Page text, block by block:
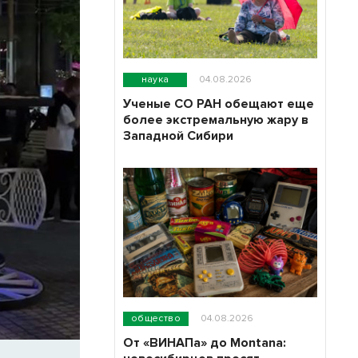
наука 04.08.2026
Ученые СО РАН обещают еще
более экстремальную жару в
Западной Сибири
общество 04.08.2026
От «ВИНАПа» до Montana: